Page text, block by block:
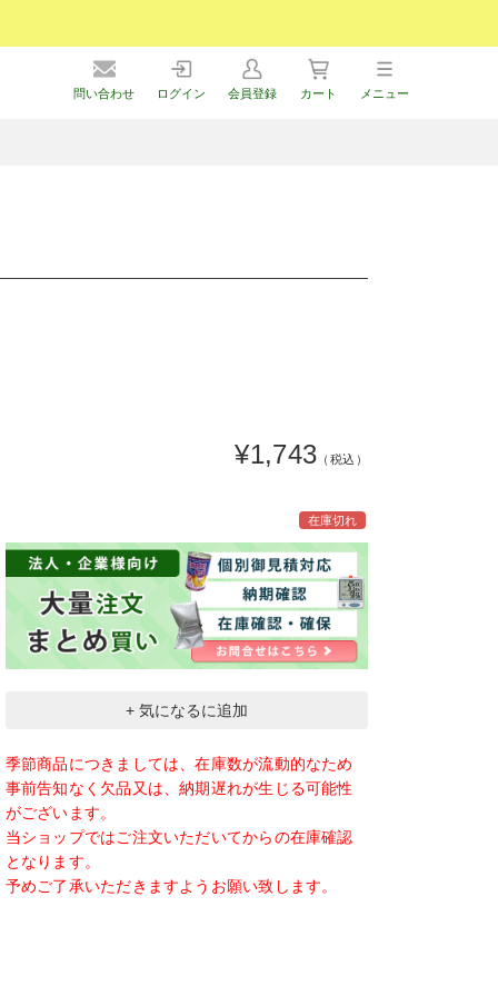
問い合わせ ログイン 会員登録 カート メニュー
¥1,743 （税込）
在庫切れ
+ 気になるに追加
季節商品につきましては、在庫数が流動的なため
事前告知なく欠品又は、納期遅れが生じる可能性
がございます。
当ショップではご注文いただいてからの在庫確認
となります。
予めご了承いただきますようお願い致します。